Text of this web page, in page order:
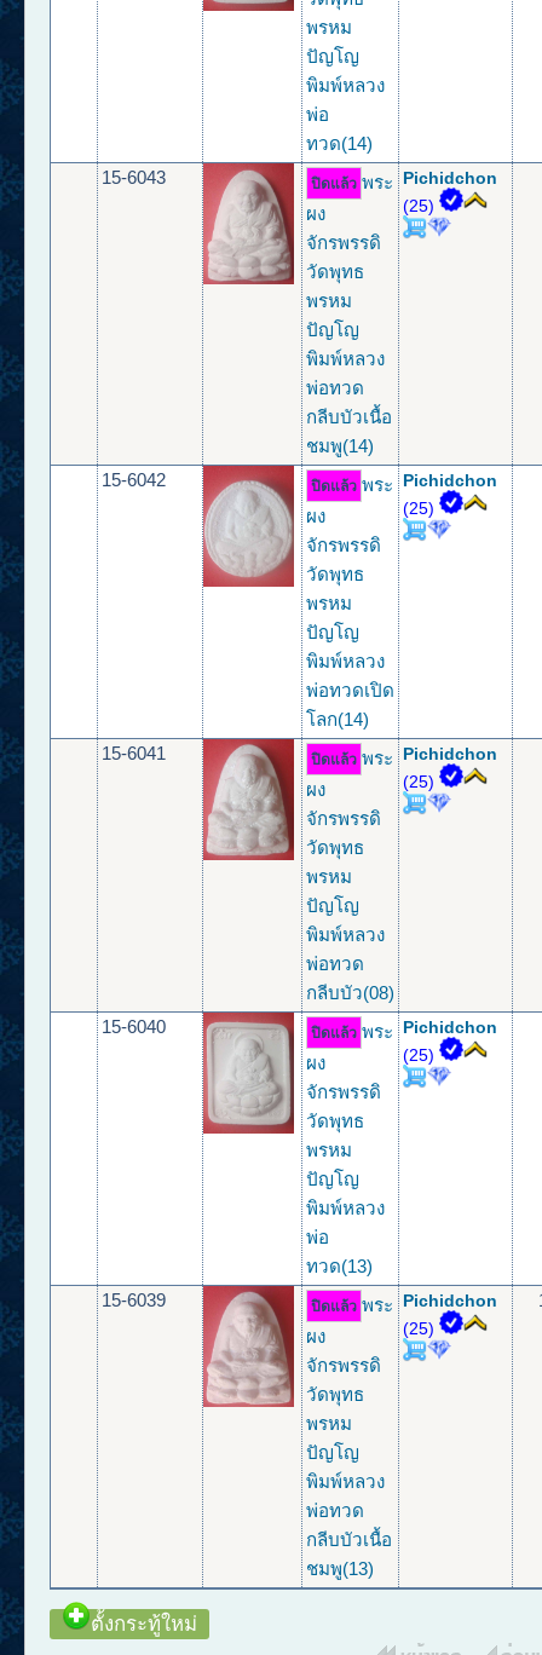
พรหม
ปัญโญ
พิมพ์หลวง
พ่อ
ทวด(14)
15-6043
ปิดแล้ว พระ
ผง
จักรพรรดิ
วัดพุทธ
พรหม
ปัญโญ
พิมพ์หลวง
พ่อทวด
กลีบบัวเนื้อ
ชมพู(14)
Pichidchon
(25)
15-6042 ปิดแล้ว พระ
ผง
จักรพรรดิ
วัดพุทธ
พรหม
ปัญโญ
พิมพ์หลวง
พ่อทวดเปิด
โลก(14)
Pichidchon
(25)
15-6041 ปิดแล้ว พระ
ผง
จักรพรรดิ
วัดพุทธ
พรหม
ปัญโญ
พิมพ์หลวง
พ่อทวด
กลีบบัว(08)
Pichidchon
(25)
15-6040 ปิดแล้ว พระ
ผง
จักรพรรดิ
วัดพุทธ
พรหม
ปัญโญ
พิมพ์หลวง
พ่อ
ทวด(13)
Pichidchon
(25)
15-6039 ปิดแล้ว พระ
ผง
จักรพรรดิ
วัดพุทธ
พรหม
ปัญโญ
พิมพ์หลวง
พ่อทวด
กลีบบัวเนื้อ
ชมพู(13)
Pichidchon
(25)
ตั้งกระทู้ใหม่